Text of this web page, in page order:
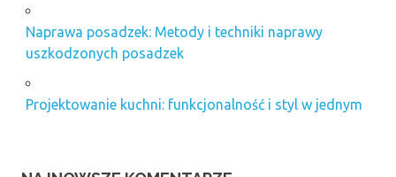
Naprawa posadzek: Metody i techniki naprawy
uszkodzonych posadzek
Projektowanie kuchni: funkcjonalność i styl w jednym